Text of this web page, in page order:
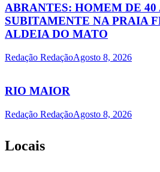
ABRANTES: HOMEM DE 40
SUBITAMENTE NA PRAIA
ALDEIA DO MATO
Redação RedaçãoAgosto 8, 2026
RIO MAIOR
Redação RedaçãoAgosto 8, 2026
Locais